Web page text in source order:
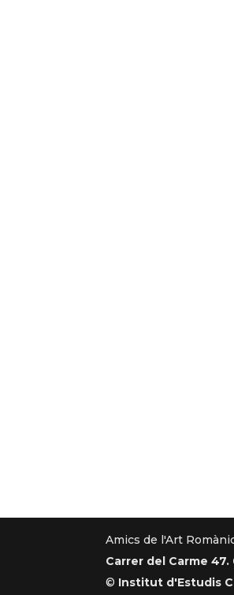
Amics de l'Art
Carrer del Carme
© Institut d'Estudis